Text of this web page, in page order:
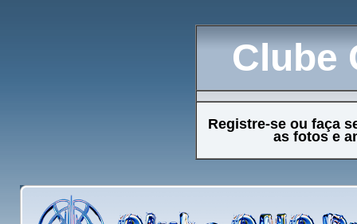
Clube
Registre-se ou faça
as fotos e